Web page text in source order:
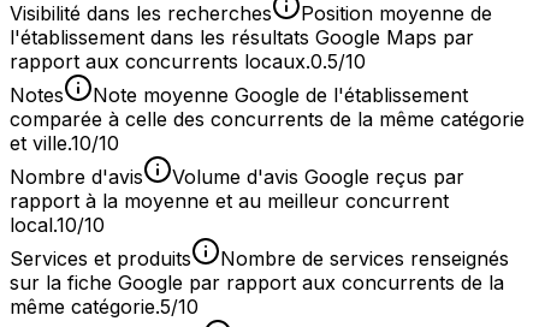
Visibilité dans les recherches
Position moyenne de
l'établissement dans les résultats Google Maps par
rapport aux concurrents locaux.0.5/10
Notes
Note moyenne Google de l'établissement
comparée à celle des concurrents de la même catégorie
et ville.10/10
Nombre d'avis
Volume d'avis Google reçus par
rapport à la moyenne et au meilleur concurrent
local.10/10
Services et produits
Nombre de services renseignés
sur la fiche Google par rapport aux concurrents de la
même catégorie.5/10